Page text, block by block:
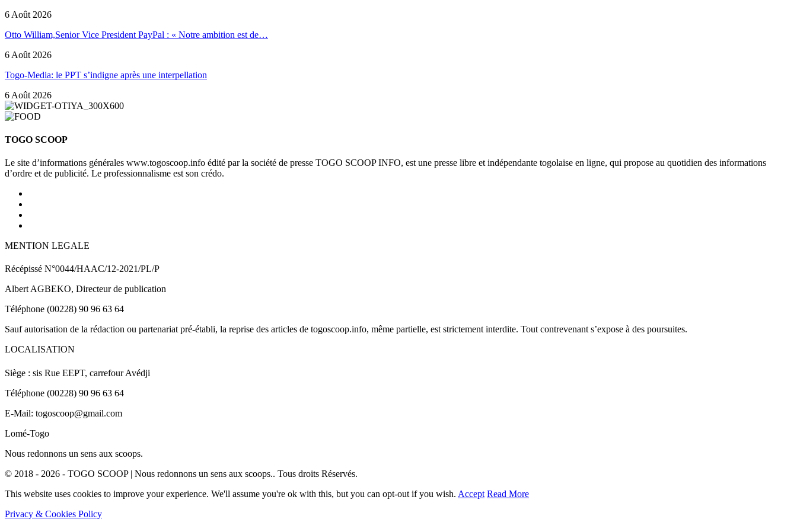
6 Août 2026
Otto William,Senior Vice President PayPal : « Notre ambition est de…
6 Août 2026
Togo-Media: le PPT s’indigne après une interpellation
6 Août 2026
TOGO SCOOP
Le site d’informations générales www.togoscoop.info édité par la société de presse TOGO SCOOP INFO, est une presse libre et indépendante togolaise en ligne, qui propose au quotidien des informations
d’ordre et de publicité. Le professionnalisme est son crédo.
MENTION LEGALE
Récépissé N°0044/HAAC/12-2021/PL/P
Albert AGBEKO, Directeur de publication
Téléphone (00228) 90 96 63 64
Sauf autorisation de la rédaction ou partenariat pré-établi, la reprise des articles de togoscoop.info, même partielle, est strictement interdite. Tout contrevenant s’expose à des poursuites.
LOCALISATION
Siège : sis Rue EEPT, carrefour Avédji
Téléphone (00228) 90 96 63 64
E-Mail: togoscoop@gmail.com
Lomé-Togo
Nous redonnons un sens aux scoops.
© 2018 - 2026 - TOGO SCOOP | Nous redonnons un sens aux scoops.. Tous droits Réservés.
This website uses cookies to improve your experience. We'll assume you're ok with this, but you can opt-out if you wish. Accept Read More
Privacy & Cookies Policy